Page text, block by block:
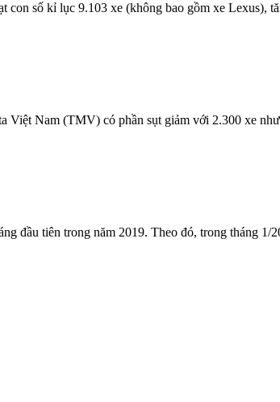
số kỉ lục 9.103 xe (không bao gồm xe Lexus),
Nam (TMV) có phần sụt giảm với 2.300 xe
tiên trong năm 2019. Theo đó, trong tháng 1/